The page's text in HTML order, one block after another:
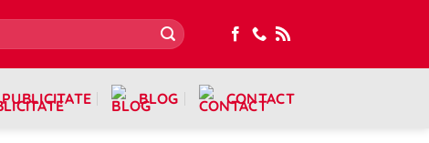
PUBLICITATE BLOG CONTACT